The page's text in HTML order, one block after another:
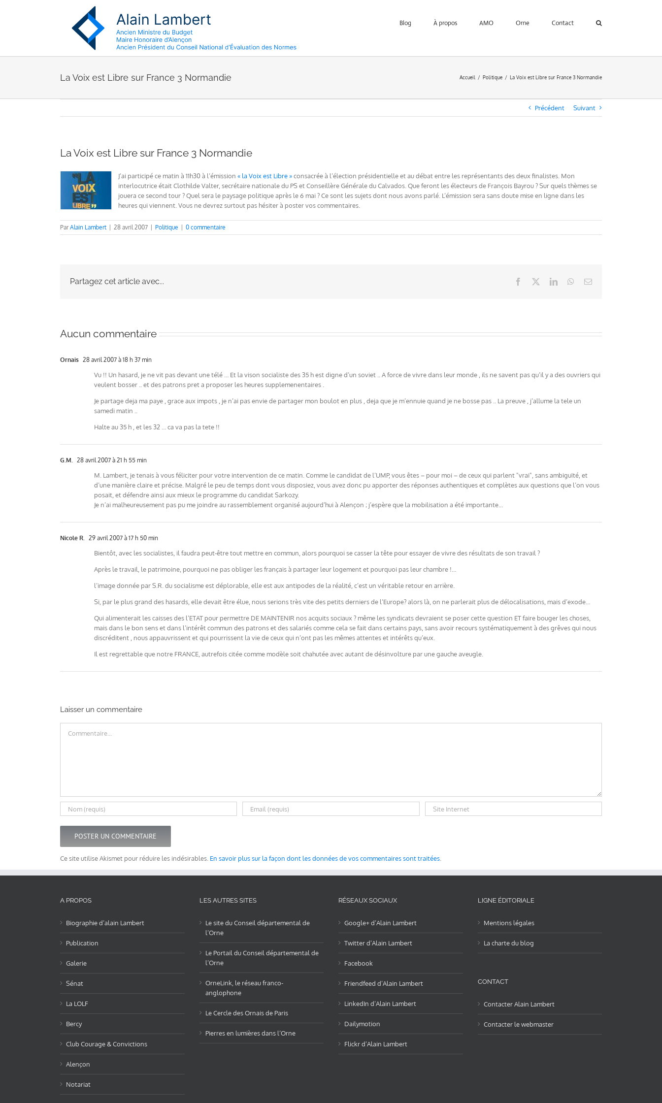
Blog À propos AMO Orne Contact
La Voix est Libre sur France 3 Normandie Accueil Politique La Voix est Libre sur France 3 Normandie
Précédent Suivant
La Voix est Libre sur France 3 Normandie
J’ai participé ce matin à 11h30 à l’émission « la Voix est Libre »consacrée à l’élection présidentielle et au débat entre les représentants des deux finalistes. Mon
interlocutrice était Clothilde Valter, secrétaire nationale du PS et Conseillère Générale du Calvados. Que feront les électeurs de François Bayrou ? Sur quels thèmes se
jouera ce second tour ? Quel sera le paysage politique après le 6 mai ? Ce sont les sujets dont nous avons parlé. L’émission sera sans doute mise en ligne dans les
heures qui viennent. Vous ne devrez surtout pas hésiter à poster vos commentaires.
ParAlain Lambert 28 avril 2007 Politique 0 commentaire
Partagez cet article avec... Facebook LinkedInWhatsApp
Email
Aucun commentaire
Ornais 28 avril 2007 à 18 h 37 min
Vu !! Un hasard, je ne vit pas devant une télé … Et la vison socialiste des 35 h est digne d’un soviet .. A force de vivre dans leur monde , ils ne savent pas qu’il y a des ouvriers qui
veulent bosser .. et des patrons pret a proposer les heures supplemenentaires .
Je partage deja ma paye , grace aux impots , je n’ai pas envie de partager mon boulot en plus , deja que je m’ennuie quand je ne bosse pas .. La preuve , j’allume la tele un
samedi matin ..
Halte au 35 h , et les 32 … ca va pas la tete !!
G.M. 28 avril 2007 à 21 h 55 min
M. Lambert, je tenais à vous féliciter pour votre intervention de ce matin. Comme le candidat de l’UMP, vous êtes – pour moi – de ceux qui parlent "vrai", sans ambiguïté, et
d’une manière claire et précise. Malgré le peu de temps dont vous disposiez, vous avez donc pu apporter des réponses authentiques et complètes aux questions que l’on vous
posait, et défendre ainsi aux mieux le programme du candidat Sarkozy.
Je n’ai malheureusement pas pu me joindre au rassemblement organisé aujourd’hui à Alençon ; j’espère que la mobilisation a été importante…
Nicole R. 29 avril 2007 à 17 h 50 min
Bientôt, avec les socialistes, il faudra peut-être tout mettre en commun, alors pourquoi se casser la tête pour essayer de vivre des résultats de son travail ?
Après le travail, le patrimoine, pourquoi ne pas obliger les français à partager leur logement et pourquoi pas leur chambre !…
l’image donnée par S.R. du socialisme est déplorable, elle est aux antipodes de la réalité, c’est un véritable retour en arrière.
Si, par le plus grand des hasards, elle devait être élue, nous serions très vite des petits derniers de l’Europe? alors là, on ne parlerait plus de délocalisations, mais d’exode…
Qui alimenterait les caisses des l’ETAT pour permettre DE MAINTENIR nos acquits sociaux ? même les syndicats devraient se poser cette question ET faire bouger les choses,
mais dans le bon sens et dans l’intérêt commun des patrons et des salariés comme cela se fait dans certains pays, sans avoir recours systématiquement à des grêves qui nous
discréditent , nous appauvrissent et qui pourrissent la vie de ceux qui n’ont pas les mêmes attentes et intérêts qu’eux.
Il est regrettable que notre FRANCE, autrefois citée comme modèle soit chahutée avec autant de désinvolture par une gauche aveugle.
Laisser un commentaire
Ce site utilise Akismet pour réduire les indésirables. En savoir plus sur la façon dont les données de vos commentaires sont traitées
A PROPOS
Biographie d’alain Lambert
Publication
Galerie
Sénat
La LOLF
Bercy
Club Courage & Convictions
Alençon
Notariat
LES AUTRES SITES
Le site du Conseil départemental de
l’Orne
Le Portail du Conseil départemental de
l’Orne
OrneLink, le réseau franco-
anglophone
Le Cercle des Ornais de Paris
Pierres en lumières dans l’Orne
RÉSEAUX SOCIAUX
Google+ d’Alain Lambert
Twitter d’Alain Lambert
Facebook
Friendfeed d’Alain Lambert
LinkedIn d’Alain Lambert
Dailymotion
Flickr d’Alain Lambert
LIGNE ÉDITORIALE
Mentions légales
La charte du blog
CONTACT
Contacter Alain Lambert
Contacter le webmaster